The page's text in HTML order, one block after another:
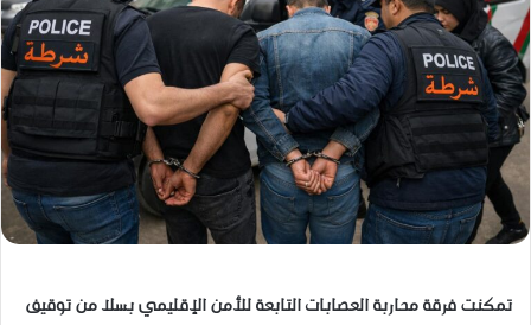
تمكنت فرقة محاربة العصابات التابعة للأمن الإقليمي بسلا من توقيف